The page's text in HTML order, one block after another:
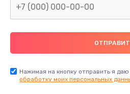
Нажимая на кнопку отправить я даю
обработку моих персональных